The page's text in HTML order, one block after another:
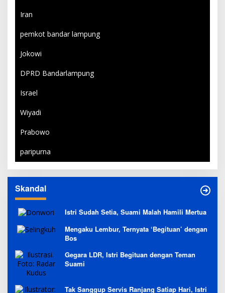
Iran
pemkot bandar lampung
Jokowi
DPRD Bandarlampung
Israel
Wiyadi
Prabowo
paripurna
Skandal
Istri Sudah Setia, Suami Malah Hamili Mertua
Mengaku Lembur, Ternyata ‘Begituan’ dengan
Bos
Gegara LDR, Istri Begituan dengan Teman
Suami
Tak Sanggup Servis Ranjang Satiap Hari, Istri